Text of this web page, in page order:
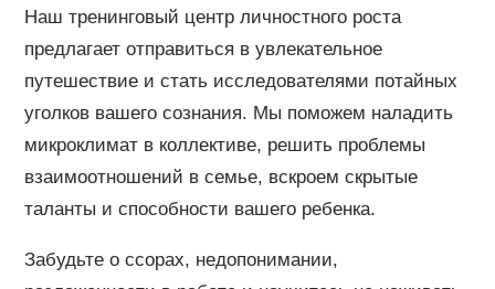
Наш тренинговый центр личностного роста
предлагает отправиться в увлекательное
путешествие и стать исследователями потайных
уголков вашего сознания. Мы поможем наладить
микроклимат в коллективе, решить проблемы
взаимоотношений в семье, вскроем скрытые
таланты и способности вашего ребенка.
Забудьте о ссорах, недопонимании,